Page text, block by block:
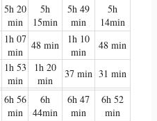
5h 20
min
5h
15min
5h 49
min
5h
14min
1h 07
min
48 min
1h 10
min
48 min
1h 53
min
1h 20
min
37 min 31 min
6h 56
min
6h
44min
6h 47
min
6h 52
min